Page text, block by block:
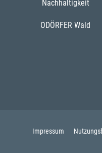
Nachhaltigkeit
ODÖRFER Wald
Impressum